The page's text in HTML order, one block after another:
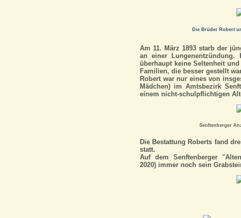
Die Brüder Robert
Am 11. März 1893 starb der
an einer Lungenentzündung.
überhaupt keine Seltenheit
Familien, die besser gestellt
Robert war nur eines von
Mädchen) im Amtsbezirk
einem nicht-schulpflichtigen
Senftenberger
Die Bestattung Roberts fand
statt.
Auf dem Senftenberger
2020) immer noch sein